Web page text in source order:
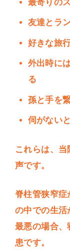
最寄りの
友達とラ
好きな旅
外出時に
る
孫と手を
伺がない
これらは、
声です。
脊柱管狭窄症
の中での生活
最悪の場合、
患です。